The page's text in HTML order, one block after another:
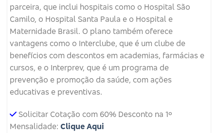
parceira, que inclui hospitais como o Hospital São
Camilo, o Hospital Santa Paula e o Hospital e
Maternidade Brasil. O plano também oferece
vantagens como o Interclube, que é um clube de
benefícios com descontos em academias, farmácias e
cursos, e o Interprev, que é um programa de
prevenção e promoção da saúde, com ações
educativas e preventivas.
Solicitar Cotação com 60% Desconto na 1º
Mensalidade: Clique Aqui